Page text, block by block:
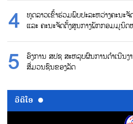
ທູດລາວເຂົ້າຮ່ວມພົບປະລະຫວ່າງຄະນະ
ແລະ ຄະນະຈັດຕັ້ງສູນກາງພັກກອມມູນິດ
ອົງການ ສປຊ ສະຫລຸບຜົນການດຳເນີນ
ສື່ມວນຊົນຂອງລັດ
ວີດີໂອ